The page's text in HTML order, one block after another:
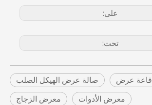
على:
تحت:
صالة عرض الهيكل الصلب
قاعة عرض
معرض الزجاج
معرض الأدوات